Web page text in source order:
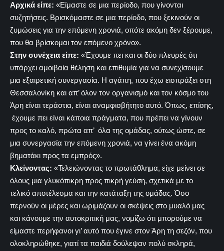
Αρχικά είπε: «Είμαστε σε μια περίοδο, που γίνονται
συζητήσεις. Βρισκόμαστε σε μια περίοδο, που ξεκινούν οι
ζυμώσεις για την επόμενη χρονιά, οπότε ακόμη δεν ξέρουμε,
που θα βρίσκομαι τον επόμενο χρόνο».
Στην συνέχεια είπε: «Έχουμε πει και οι δύο πλευρές ότι
υπάρχει αμοιβαία θέληση και επιθυμία για να συνεχίσουμε
μια εξαιρετική συνεργασία. Η αγάπη, που έχω εισπράξει στη
Θεσσαλονίκη και απ’ όλον τον οργανισμό και τον κόσμο του
Άρη είναι τεράστια, είναι αναμφισβήτητο αυτό. Όπως, επίσης,
έχουμε πει είναι κάποια πράγματα, που πρέπει να γίνουν
προς το καλό, πρώτα απ’ όλα της ομάδας, ούτως ώστε, σε
μια συνεργασία την επόμενη χρονιά, να γίνει ένα ακόμη
βηματάκι προς τα εμπρός».
Κλείνοντας: «Τελειώνοντας το πρωτάθλημα, είχε μείνει σε
όλους μια γλυκόπικρη προς πικρή γεύση, σχετικά με το
τελικό αποτέλεσμα και την κατάταξη της ομάδας. Όσο
περνούν οι μέρες και ωριμάζουν οι σκέψεις στο μυαλό μας
και κάνουμε την αυτοκριτική μας, νομίζω ότι μπορούμε να
είμαστε περήφανοι γι’ αυτό που έγινε στον Άρη τη σεζόν, που
ολοκληρώθηκε, γιατί τα παιδιά δούλεψαν πολύ σκληρά,